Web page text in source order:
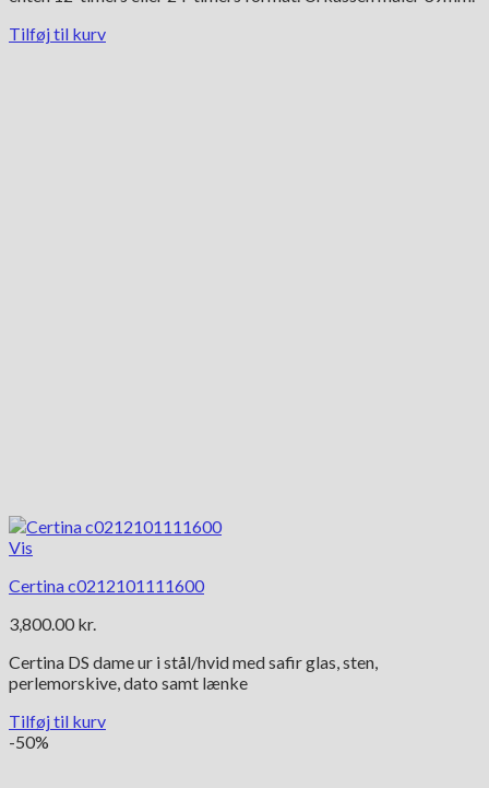
Tilføj til kurv
Vis
Certina c0212101111600
3,800.00 kr.
Certina DS dame ur i stål/hvid med safir glas, sten,
perlemorskive, dato samt lænke
Tilføj til kurv
-50%